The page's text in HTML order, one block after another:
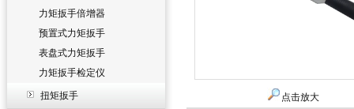
力矩扳手倍增器
预置式力矩扳手
表盘式力矩扳手
力矩扳手检定仪
扭矩扳手 点击放大